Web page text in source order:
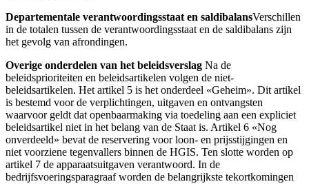
Departementale verantwoordingsstaat en saldibalansVerschillen
in de totalen tussen de verantwoordingsstaat en de saldibalans zijn
het gevolg van afrondingen.
Overige onderdelen van het beleidsverslag Na de
beleidsprioriteiten en beleidsartikelen volgen de niet-
beleidsartikelen. Het artikel 5 is het onderdeel «Geheim». Dit artikel
is bestemd voor de verplichtingen, uitgaven en ontvangsten
waarvoor geldt dat openbaarmaking via toedeling aan een expliciet
beleidsartikel niet in het belang van de Staat is. Artikel 6 «Nog
onverdeeld» bevat de reservering voor loon- en prijsstijgingen en
niet voorziene tegenvallers binnen de HGIS. Ten slotte worden op
artikel 7 de apparaatsuitgaven verantwoord. In de
bedrijfsvoeringsparagraaf worden de belangrijkste tekortkomingen